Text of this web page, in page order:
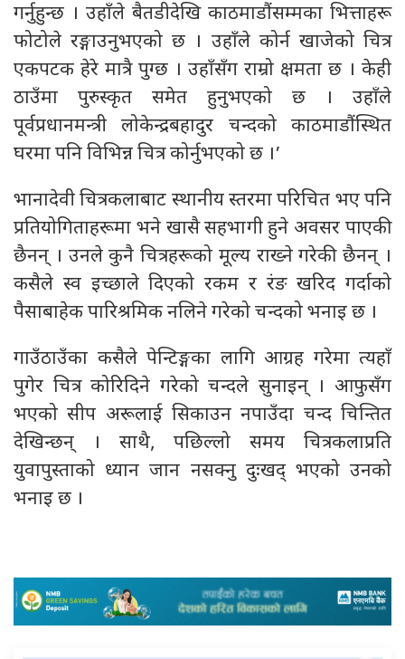
गर्नुहुन्छ । उहाँले बैतडीदेखि काठमाडौंसम्मका भित्ताहरू
फोटोले रङ्गाउनुभएको छ । उहाँले कोर्न खाजेको चित्र
एकपटक हेरे मात्रै पुग्छ । उहाँसँग राम्रो क्षमता छ । केही
ठाउँमा पुरुस्कृत समेत हुनुभएको छ । उहाँले
पूर्वप्रधानमन्त्री लोकेन्द्रबहादुर चन्दको काठमाडौंस्थित
घरमा पनि विभिन्न चित्र कोर्नुभएको छ ।’
भानादेवी चित्रकलाबाट स्थानीय स्तरमा परिचित भए पनि
प्रतियोगिताहरूमा भने खासै सहभागी हुने अवसर पाएकी
छैनन् । उनले कुनै चित्रहरूको मूल्य राख्ने गरेकी छैनन् ।
कसैले स्व इच्छाले दिएको रकम र रंङ खरिद गर्दाको
पैसाबाहेक पारिश्रमिक नलिने गरेको चन्दको भनाइ छ ।
गाउँठाउँका कसैले पेन्टिङ्गका लागि आग्रह गरेमा त्यहाँ
पुगेर चित्र कोरिदिने गरेको चन्दले सुनाइन् । आफुसँग
भएको सीप अरूलाई सिकाउन नपाउँदा चन्द चिन्तित
देखिन्छन् । साथै, पछिल्लो समय चित्रकलाप्रति
युवापुस्ताको ध्यान जान नसक्नु दुःखद् भएको उनको
भनाइ छ ।